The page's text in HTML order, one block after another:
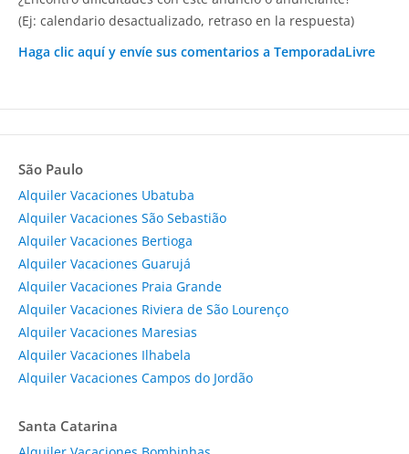
(Ej: calendario desactualizado, retraso en la respuesta)
Haga clic aquí y envíe sus comentarios a TemporadaLivre
São Paulo
Alquiler Vacaciones Ubatuba
Alquiler Vacaciones São Sebastião
Alquiler Vacaciones Bertioga
Alquiler Vacaciones Guarujá
Alquiler Vacaciones Praia Grande
Alquiler Vacaciones Riviera de São Lourenço
Alquiler Vacaciones Maresias
Alquiler Vacaciones Ilhabela
Alquiler Vacaciones Campos do Jordão
Santa Catarina